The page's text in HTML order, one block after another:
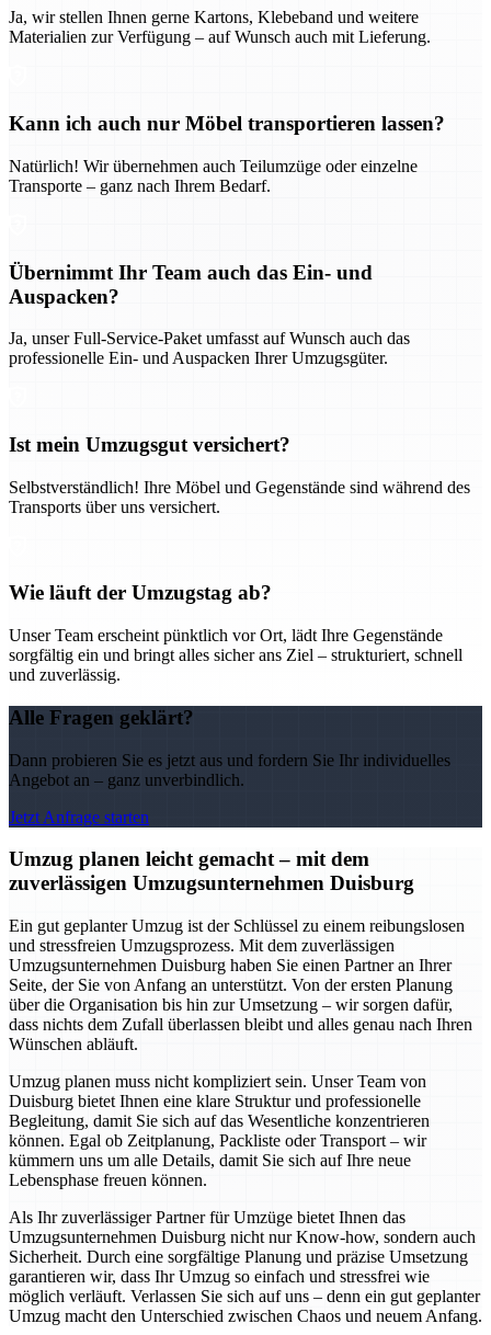
Ja, wir stellen Ihnen gerne Kartons, Klebeband und weitere
Materialien zur Verfügung – auf Wunsch auch mit Lieferung.
Kann ich auch nur Möbel transportieren lassen?
Natürlich! Wir übernehmen auch Teilumzüge oder einzelne
Transporte – ganz nach Ihrem Bedarf.
Übernimmt Ihr Team auch das Ein- und
Auspacken?
Ja, unser Full-Service-Paket umfasst auf Wunsch auch das
professionelle Ein- und Auspacken Ihrer Umzugsgüter.
Ist mein Umzugsgut versichert?
Selbstverständlich! Ihre Möbel und Gegenstände sind während des
Transports über uns versichert.
Wie läuft der Umzugstag ab?
Unser Team erscheint pünktlich vor Ort, lädt Ihre Gegenstände
sorgfältig ein und bringt alles sicher ans Ziel – strukturiert, schnell
und zuverlässig.
Alle Fragen geklärt?
Dann probieren Sie es jetzt aus und fordern Sie Ihr individuelles
Angebot an – ganz unverbindlich.
Jetzt Anfrage starten
Umzug planen leicht gemacht – mit dem
zuverlässigen Umzugsunternehmen Duisburg
Ein gut geplanter Umzug ist der Schlüssel zu einem reibungslosen
und stressfreien Umzugsprozess. Mit dem zuverlässigen
Umzugsunternehmen Duisburg haben Sie einen Partner an Ihrer
Seite, der Sie von Anfang an unterstützt. Von der ersten Planung
über die Organisation bis hin zur Umsetzung – wir sorgen dafür,
dass nichts dem Zufall überlassen bleibt und alles genau nach Ihren
Wünschen abläuft.
Umzug planen muss nicht kompliziert sein. Unser Team von
Duisburg bietet Ihnen eine klare Struktur und professionelle
Begleitung, damit Sie sich auf das Wesentliche konzentrieren
können. Egal ob Zeitplanung, Packliste oder Transport – wir
kümmern uns um alle Details, damit Sie sich auf Ihre neue
Lebensphase freuen können.
Als Ihr zuverlässiger Partner für Umzüge bietet Ihnen das
Umzugsunternehmen Duisburg nicht nur Know-how, sondern auch
Sicherheit. Durch eine sorgfältige Planung und präzise Umsetzung
garantieren wir, dass Ihr Umzug so einfach und stressfrei wie
möglich verläuft. Verlassen Sie sich auf uns – denn ein gut geplanter
Umzug macht den Unterschied zwischen Chaos und neuem Anfang.